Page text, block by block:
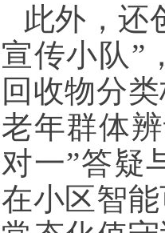
此外，还
宣传小队”
回收物分
老年群体
对一”答疑
在小区智